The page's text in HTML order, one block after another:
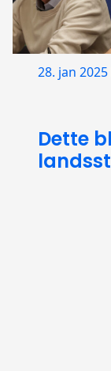
28. jan 2025
Dette